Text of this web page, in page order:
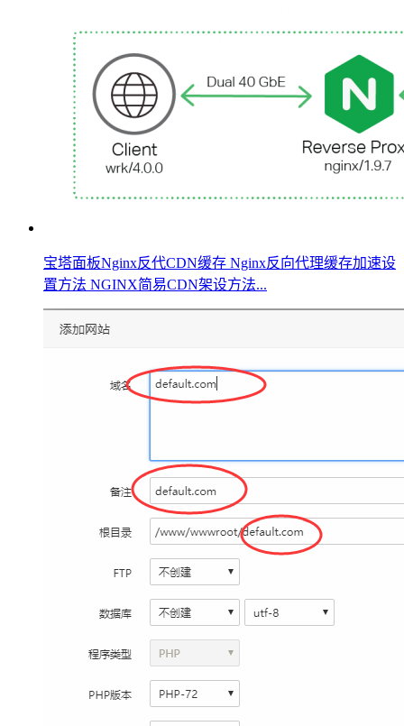
宝塔面板Nginx反代CDN缓存 Nginx反向代理缓存加速设
置方法 NGINX简易CDN架设方法...